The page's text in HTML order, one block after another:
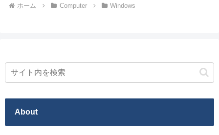
ホーム Computer Windows
About